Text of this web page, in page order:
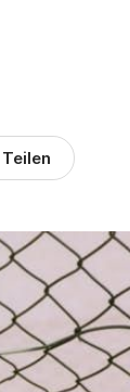
Teilen